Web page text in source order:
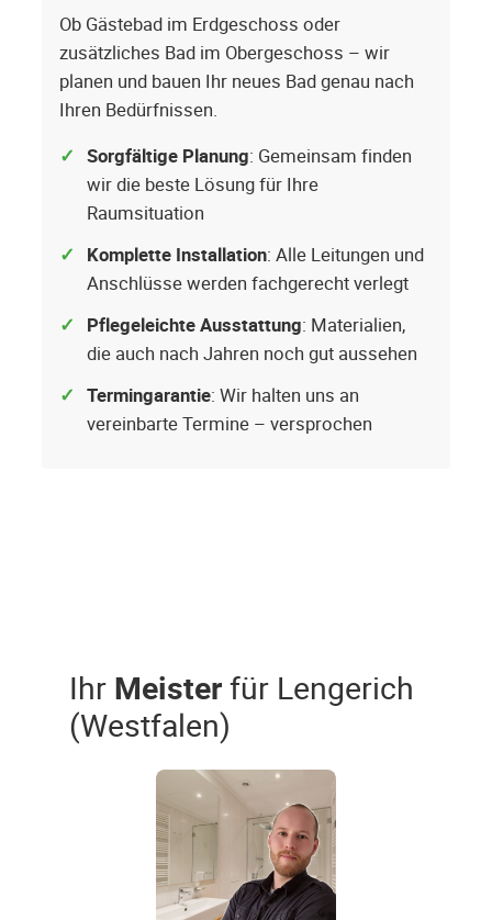
Ob Gästebad im Erdgeschoss oder
zusätzliches Bad im Obergeschoss – wir
planen und bauen Ihr neues Bad genau nach
Ihren Bedürfnissen.
Sorgfältige Planung: Gemeinsam finden
wir die beste Lösung für Ihre
Raumsituation
Komplette Installation: Alle Leitungen und
Anschlüsse werden fachgerecht verlegt
Pflegeleichte Ausstattung: Materialien,
die auch nach Jahren noch gut aussehen
Termingarantie: Wir halten uns an
vereinbarte Termine – versprochen
Ihr Meisterfür Lengerich
(Westfalen)